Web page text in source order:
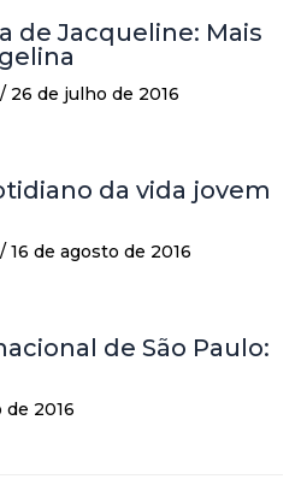
de Jacqueline: Mais
/ 26 de julho de 2016
da vida jovem
/ 16 de agosto de 2016
de São Paulo:
de 2016